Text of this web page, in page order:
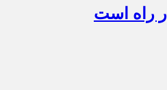
راه است